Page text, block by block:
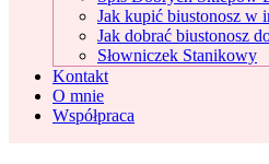
Jak kupić biustonosz w
Jak dobrać biustonosz
Słowniczek Stanikowy
Kontakt
O mnie
Współpraca